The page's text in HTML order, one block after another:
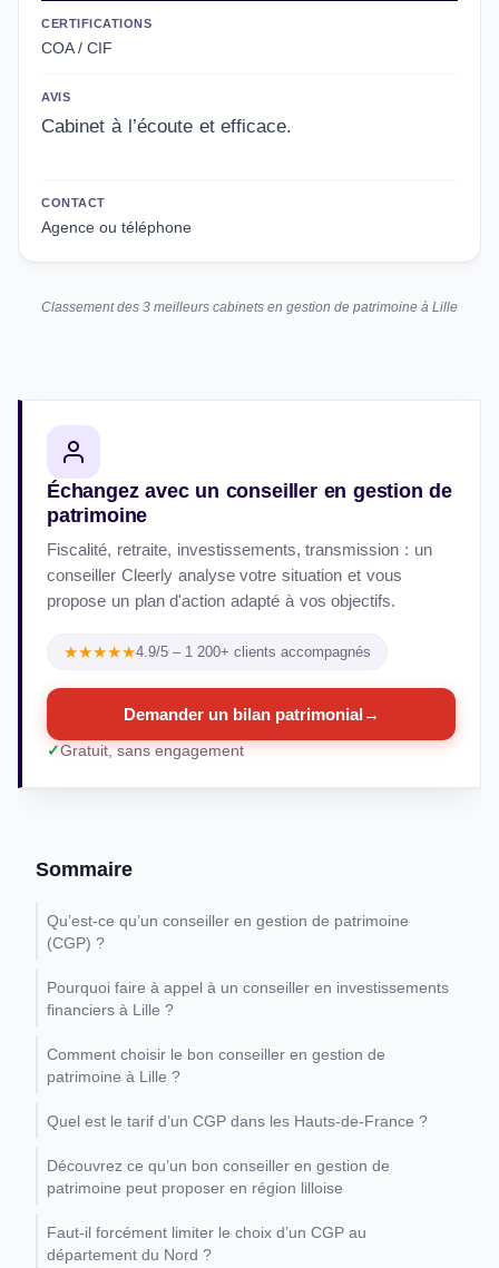
CERTIFICATIONS
COA / CIF
AVIS
Cabinet à l’écoute et efficace.
CONTACT
Agence ou téléphone
Classement des 3 meilleurs cabinets en gestion de patrimoine à Lille
Échangez avec un conseiller en gestion de
patrimoine
Fiscalité, retraite, investissements, transmission : un
conseiller Cleerly analyse votre situation et vous
propose un plan d'action adapté à vos objectifs.
★★★★★4.9/5 – 1 200+ clients accompagnés
Demander un bilan patrimonial →
Gratuit, sans engagement
Sommaire
Qu’est-ce qu’un conseiller en gestion de patrimoine
(CGP) ?
Pourquoi faire à appel à un conseiller en investissements
financiers à Lille ?
Comment choisir le bon conseiller en gestion de
patrimoine à Lille ?
Quel est le tarif d’un CGP dans les Hauts-de-France ?
Découvrez ce qu’un bon conseiller en gestion de
patrimoine peut proposer en région lilloise
Faut-il forcément limiter le choix d’un CGP au
département du Nord ?